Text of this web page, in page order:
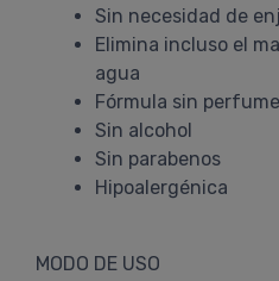
Sin necesidad de
Elimina incluso el
agua
Fórmula sin perfume
Sin alcohol
Sin parabenos
Hipoalergénica
MODO DE USO